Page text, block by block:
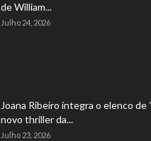
de William...
Julho 24, 2026
Joana Ribeiro integra o elenco de
novo thriller da...
Julho 23, 2026